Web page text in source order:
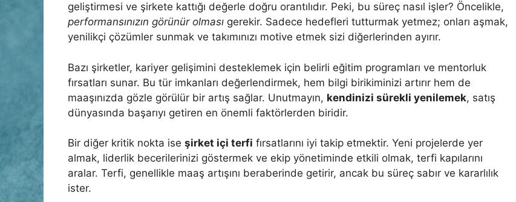
geliştirmesi ve şirkete kattığı değerle doğru orantılıdır. Peki, bu süreç nasıl işler? Öncelikle,
performansınızın görünür olması gerekir. Sadece hedefleri tutturmak yetmez; onları aşmak,
yenilikçi çözümler sunmak ve takımınızı motive etmek sizi diğerlerinden ayırır.
Bazı şirketler, kariyer gelişimini desteklemek için belirli eğitim programları ve mentorluk
fırsatları sunar. Bu tür imkanları değerlendirmek, hem bilgi birikiminizi artırır hem de
maaşınızda gözle görülür bir artış sağlar. Unutmayın, kendinizi sürekli yenilemek, satış
dünyasında başarıyı getiren en önemli faktörlerden biridir.
Bir diğer kritik nokta ise şirket içi terfi fırsatlarını iyi takip etmektir. Yeni projelerde yer
almak, liderlik becerilerinizi göstermek ve ekip yönetiminde etkili olmak, terfi kapılarını
aralar. Terfi, genellikle maaş artışını beraberinde getirir, ancak bu süreç sabır ve kararlılık
ister.